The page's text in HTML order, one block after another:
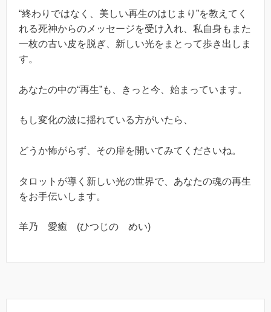
“終わりではなく、美しい再生のはじまり”を教えてく
れる死神からのメッセージを受け入れ、私自身もまた
一枚の古い皮を脱ぎ、新しい光をまとって歩き出しま
す。
あなたの中の“再生”も、きっと今、始まっています。
もし変化の波に揺れている方がいたら、
どうか怖がらず、その扉を開いてみてくださいね。
タロットが導く新しい光の世界で、あなたの魂の再生
をお手伝いします。
羊乃 愛癒 (ひつじの めい)